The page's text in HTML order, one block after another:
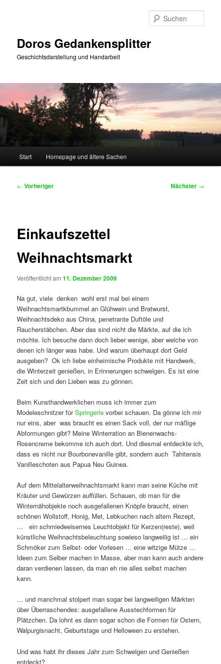
Doros Gedankensplitter
Geschichtsdarstellung und Handarbeit
Start Homepage und ältere Sachen
Beitragsnavigation
← Vorheriger Nächster →
Einkaufszettel
Weihnachtsmarkt
Veröffentlicht am11. Dezember 2009
Na gut, viele denken wohl erst mal bei einem
Weihnachtsmartkbummel an Glühwein und Bratwurst,
Weihnachtsdeko aus China, penetrante Duftöle und
Raucherstäbchen. Aber das sind nicht die Märkte, auf die ich
möchte. Ich besuche dann doch lieber wenige, aber welche von
denen ich länger was habe. Und warum überhaupt dort Geld
ausgeben? Ok ich liebe einheimische Produkte mit Handwerk,
die Winterzeit genießen, in Erinnerungen schwelgen. Es ist eine
Zeit sich und den Lieben was zu gönnen.
Beim Kunsthandwerklichen muss ich immer zum
Modeleschnitzer fürSpringerle vorbei schauen. Da gönne ich mir
nur eins, aber was braucht es einen Sack voll, der nur mäßige
Abformungen gibt? Meine Winterration an Bienenwachs-
Rosencreme bekomme ich auch dort. Und diesmal entdeckte ich,
dass es nicht nur Bourbonevanille gibt, sondern auch Tahitensis
Vanilleschoten aus Papua Neu Guinea.
Auf dem Mittelalterweihnachtsmarkt kann man seine Küche mit
Kräuter und Gewürzen auffüllen. Schauen, ob man für die
Winternähobjekte noch ausgefallenen Knöpfe braucht, einen
schönen Wollstoff, Honig, Met, Lebkuchen nach altem Rezept,
… ein schmiedeeisernes Leuchtobjekt für Kerzen(reste), weil
künstliche Weihnachtsbeleuchtung sowieso langweilig ist … ein
Schmöker zum Selbst- oder Vorlesen … eine witzige Mütze …
Ideen zum Selber machen in Masse, aber man kann auch andere
daran verdienen lassen, da man eh nie alles selbst machen
kann.
… und manchmal stolpert man sogar bei langweiligen Märkten
über Überraschendes: ausgefallene Ausstechformen für
Plätzchen. Da lohnt es dann sogar schon die Formen für Ostern,
Walpurgisnacht, Geburtstage und Helloween zu erstehen.
Und was habt ihr dieses Jahr zum Schwelgen und Genießen
entdeckt?